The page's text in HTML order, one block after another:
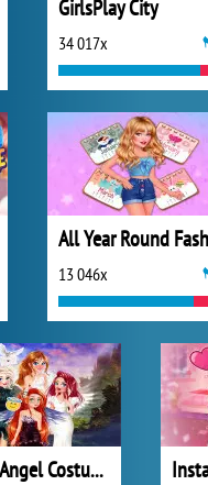
GirlsPlay City
34 017x
13 046x
Disney Angel Costumes